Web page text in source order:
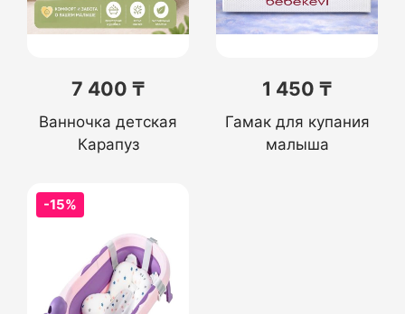
7 400 ₸
Ванночка детская
Карапуз
1 450 ₸
Гамак для купания
малыша
-15%